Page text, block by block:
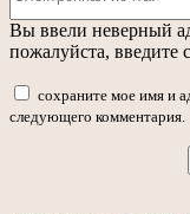
Вы ввели неверный
пожалуйста, введите
сохраните мое имя и
следующего комментария.